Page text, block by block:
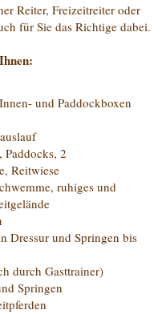
Reiter, Freizeitreiter oder
für Sie das Richtige dabei.
und Paddockboxen
2
Reitwiese
ruhiges und
Dressur und Springen bis
durch Gasttrainer)
Springen